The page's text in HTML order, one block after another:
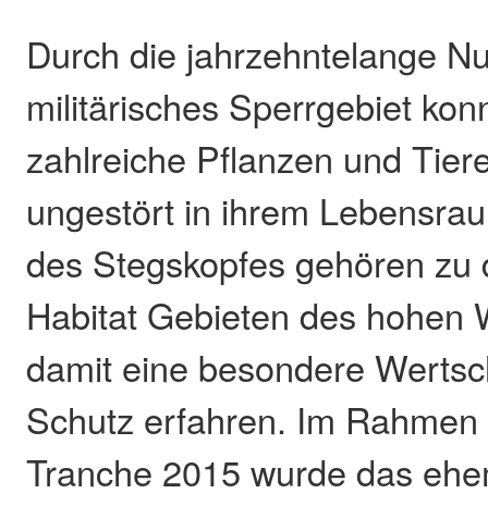
Durch die jahrzehntelange
militärisches Sperrgebiet
zahlreiche Pflanzen und
ungestört in ihrem
des Stegskopfes gehören
Habitat Gebieten des hohen
damit eine besondere
Schutz erfahren. Im
Tranche 2015 wurde das